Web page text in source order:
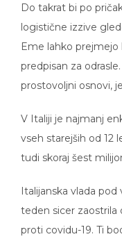
Do takrat bi po
logistične izzive
Eme lahko
predpisan za
prostovoljni osnovi,
V Italiji je najmanj
vseh starejših od 12
tudi skoraj šest
Italijanska vlada
teden sicer
proti covidu-19. Ti